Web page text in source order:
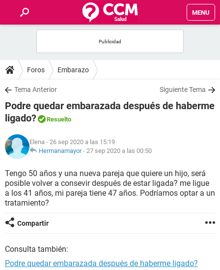
MENU
FOROS
SALUD
FAMILIA
NUTRICIÓN
SEXUALIDAD
Foros Embarazo
Tema Anterior Siguiente Tema
Podre quedar embarazada después de haberme
ligado?
Resuelto
Elena - 26 sep 2020 a las 15:19
Hermanamayor- 27 sep 2020 a las 00:50
Tengo 50 años y una nueva pareja que quiere un hijo, será
posible volver a consevir después de estar ligada? me ligue
a los 41 años, mi pareja tiene 47 años. Podríamos optar a un
tratamiento?
Compartir
Consulta también:
Podre quedar embarazada después de haberme ligado?